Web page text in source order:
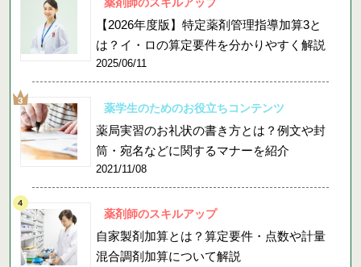
【2026年度版】特定薬剤管理指導加算3と
は？イ・ロの算定要件を分かりやすく解説
2025/06/11
薬学生のためのお役立ちコンテンツ
薬局実習のお礼状の書き方とは？例文や封
筒・宛名などに関するマナーを紹介
2021/11/08
薬剤師のスキルアップ
自家製剤加算とは？算定要件・点数や計量
混合調剤加算について解説